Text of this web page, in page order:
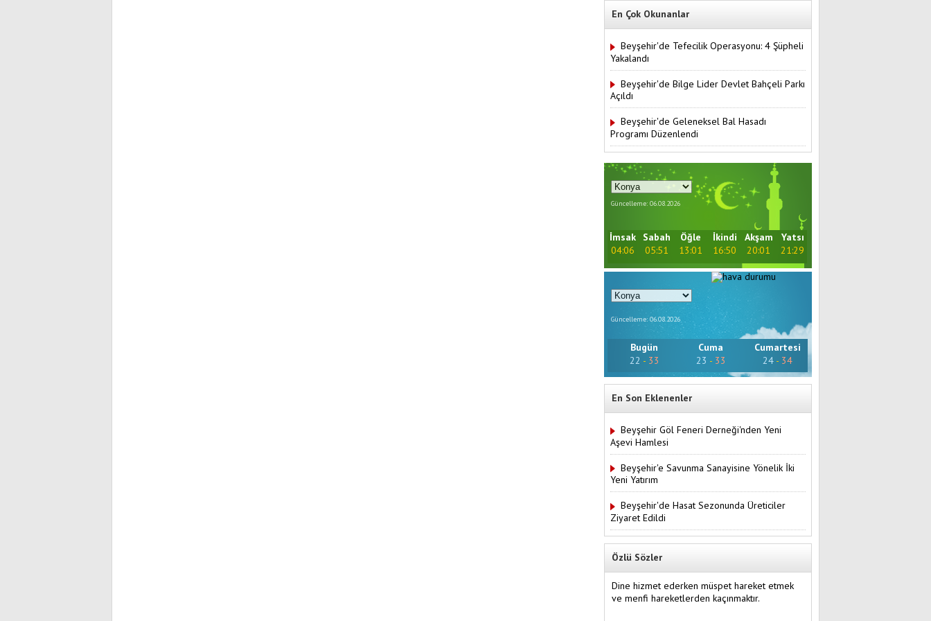
En Çok Okunanlar
Beyşehir'de Tefecilik Operasyonu: 4 Şüpheli
Yakalandı
Beyşehir'de Bilge Lider Devlet Bahçeli Parkı
Açıldı
Beyşehir'de Geleneksel Bal Hasadı
Programı Düzenlendi
Güncelleme: 06.08.2026
İmsak
04:06
Sabah
05:51
Öğle
13:01
İkindi
16:50
Akşam
20:01
Yatsı
21:29
Güncelleme: 06.08.2026
Bugün
22 - 33
Cuma
23 - 33
Cumartesi
24- 34
En Son Eklenenler
Beyşehir Göl Feneri Derneği'nden Yeni
Aşevi Hamlesi
Beyşehir'e Savunma Sanayisine Yönelik İki
Yeni Yatırım
Beyşehir'de Hasat Sezonunda Üreticiler
Ziyaret Edildi
Özlü Sözler
Dine hizmet ederken müspet hareket etmek
ve menfi hareketlerden kaçınmaktır.